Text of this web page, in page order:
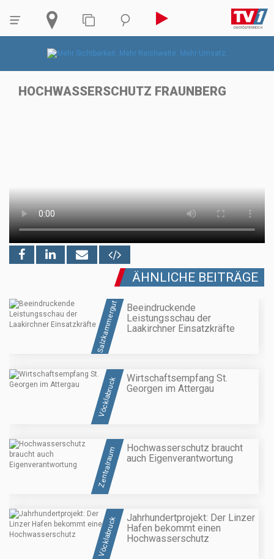
HOCHWASSERSCHUTZ FRAUNBERG
ÄHNLICHE BEITRÄGE
Salzkammergut
Beeindruckende
Leistungsschau der
Laakirchner Einsatzkräfte
Vöcklabruck
Wirtschaftsempfang St.
Georgen im Attergau
Zentralraum
Hochwasserschutz braucht
auch Eigenverantwortung
Vöcklabruck
Jahrhundertprojekt: Der Linzer
Hafen bekommt einen
Hochwasserschutz